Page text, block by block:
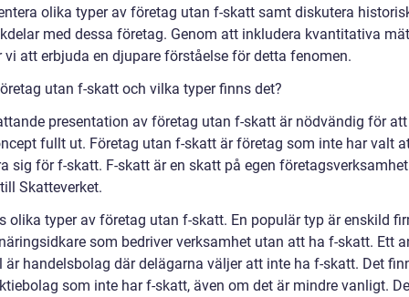
olika typer av företag utan f-skatt samt diskutera
med dessa företag. Genom att inkludera kvantitativa
vi att erbjuda en djupare förståelse för detta fenomen.
utan f-skatt och vilka typer finns det?
presentation av företag utan f-skatt är nödvändig för
fullt ut. Företag utan f-skatt är företag som inte har valt
sig för f-skatt. F-skatt är en skatt på egen
Skatteverket.
olika typer av företag utan f-skatt. En populär typ är enskild
som bedriver verksamhet utan att ha f-skatt. Ett
är handelsbolag där delägarna väljer att inte ha f-skatt. Det
som inte har f-skatt, även om det är mindre vanligt.